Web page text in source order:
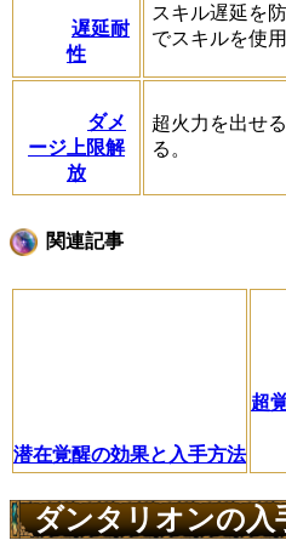
遅延耐
性
スキル遅延を
でスキルを使用
ダメ
ージ上限解
放
超火力を出せ
る。
関連記事
潜在覚醒の効果と入手方法
超
ダンタリオンの入